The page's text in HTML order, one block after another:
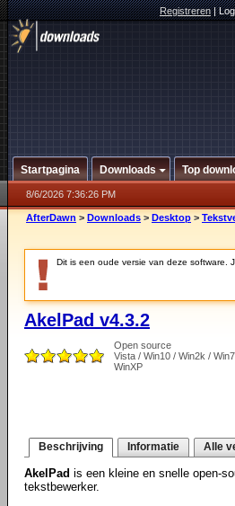
Registreren|
Startpagina Downloads Top
8/6/2026 7:36:26 PM
AfterDawn > Downloads > Desktop >
Dit is een oude versie van deze software.
AkelPad v4.3.2
Open source
Vista / Win10 / Win2k /
WinXP
Beschrijving Informatie Alle
AkelPad is een kleine en snelle open-
tekstbewerker.